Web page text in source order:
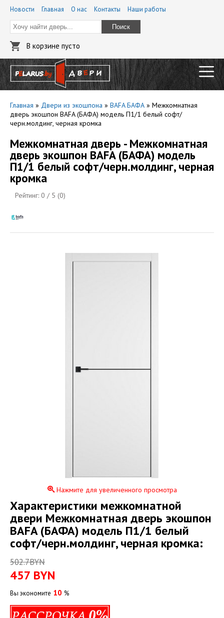
Новости Главная О нас Контакты Наши работы
Поиск
В корзине пусто
Главная » Двери из экошпона » BAFA БАФА » Межкомнатная
дверь экошпон BAFA (БАФА) модель П1/1 белый софт/
черн.молдинг, черная кромка
Межкомнатная дверь - Межкомнатная
дверь экошпон BAFA (БАФА) модель
П1/1 белый софт/черн.молдинг, черная
кромка
Рейтинг: 0 / 5 (0)
Нажмите для увеличенного просмотра
Xарактеристики межкомнатной
двери Межкомнатная дверь экошпон
BAFA (БАФА) модель П1/1 белый
софт/черн.молдинг, черная кромка:
502.7BYN
457 BYN
Вы экономите 10 %